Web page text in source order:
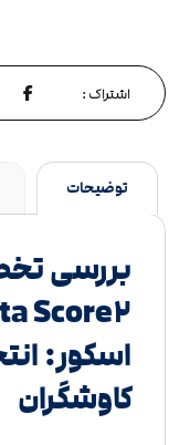
توضیحات
بررسی
اسکور:
کاوشگران